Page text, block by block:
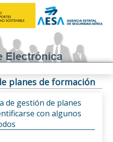
planes de formación
de gestión de planes
con algunos